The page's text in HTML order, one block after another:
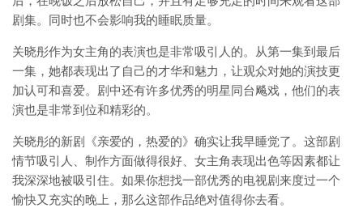
剧集。同时也不会影响我的睡眠质量。
关晓彤作为女主角的表演也是非常吸引人的。从第一集到最后
一集，她都表现出了自己的才华和魅力，让观众对她的演技更
加认可和喜爱。剧中还有许多优秀的明星同台飚戏，他们的表
演也是非常到位和精彩的。
关晓彤的新剧《亲爱的，热爱的》确实让我早睡觉了。这部剧
情节吸引人、制作方面做得很好、女主角表现出色等因素都让
我深深地被吸引住。如果你想找一部优秀的电视剧来度过一个
愉快又充实的晚上，那么这部作品绝对值得你去看。